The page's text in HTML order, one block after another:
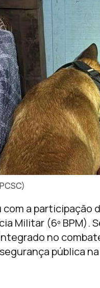
a participação
Militar (6º BPM).
no
pública